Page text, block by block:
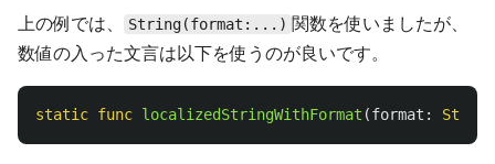
上の例では、 String(format:...) 関数を使いましたが、
数値の入った文言は以下を使うのが良いです。
static func localizedStringWithFormat (format : String